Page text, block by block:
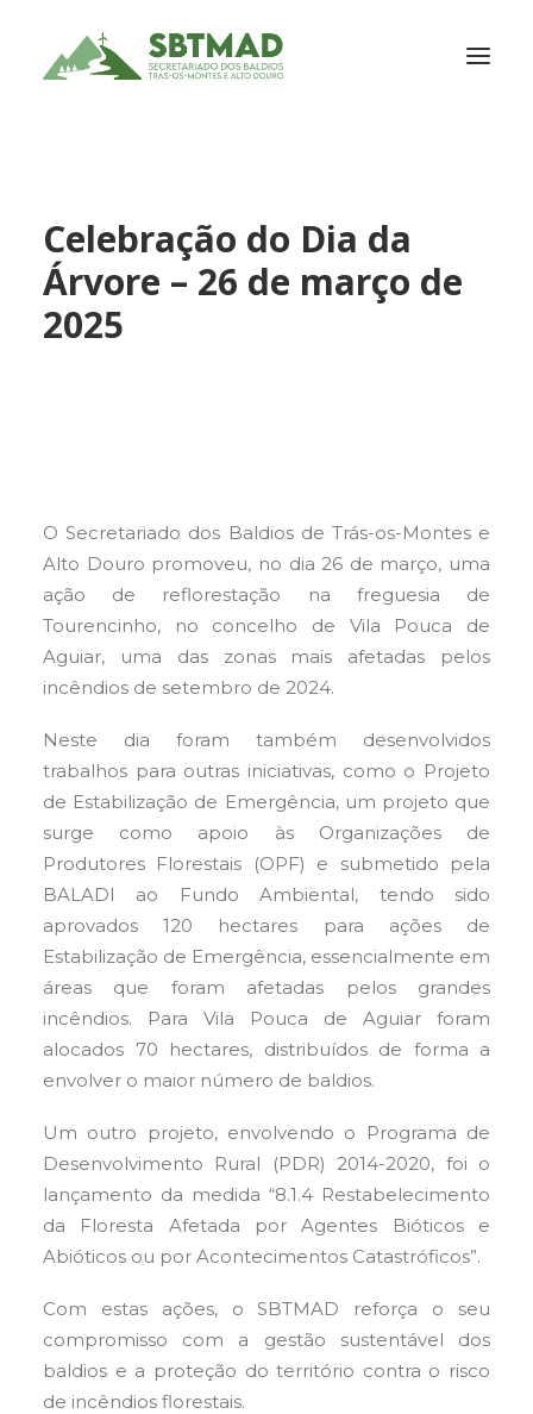
ASSOCIADOS
PORTFÓLIO
NOTÍCIAS
Celebração do Dia da
Árvore – 26 de março de
2025
O Secretariado dos Baldios de Trás-os-Montes e
Alto Douro promoveu, no dia 26 de março, uma
ação de reflorestação na freguesia de
Tourencinho, no concelho de Vila Pouca de
Aguiar, uma das zonas mais afetadas pelos
incêndios de setembro de 2024.
Neste dia foram também desenvolvidos
trabalhos para outras iniciativas, como o Projeto
de Estabilização de Emergência, um projeto que
surge como apoio às Organizações de
Produtores Florestais (OPF) e submetido pela
BALADI ao Fundo Ambiental, tendo sido
aprovados 120 hectares para ações de
Estabilização de Emergência, essencialmente em
áreas que foram afetadas pelos grandes
incêndios. Para Vila Pouca de Aguiar foram
alocados 70 hectares, distribuídos de forma a
envolver o maior número de baldios.
Um outro projeto, envolvendo o Programa de
Desenvolvimento Rural (PDR) 2014-2020, foi o
lançamento da medida “8.1.4 Restabelecimento
da Floresta Afetada por Agentes Bióticos e
Abióticos ou por Acontecimentos Catastróficos”.
Com estas ações, o SBTMAD reforça o seu
compromisso com a gestão sustentável dos
baldios e a proteção do território contra o risco
de incêndios florestais.